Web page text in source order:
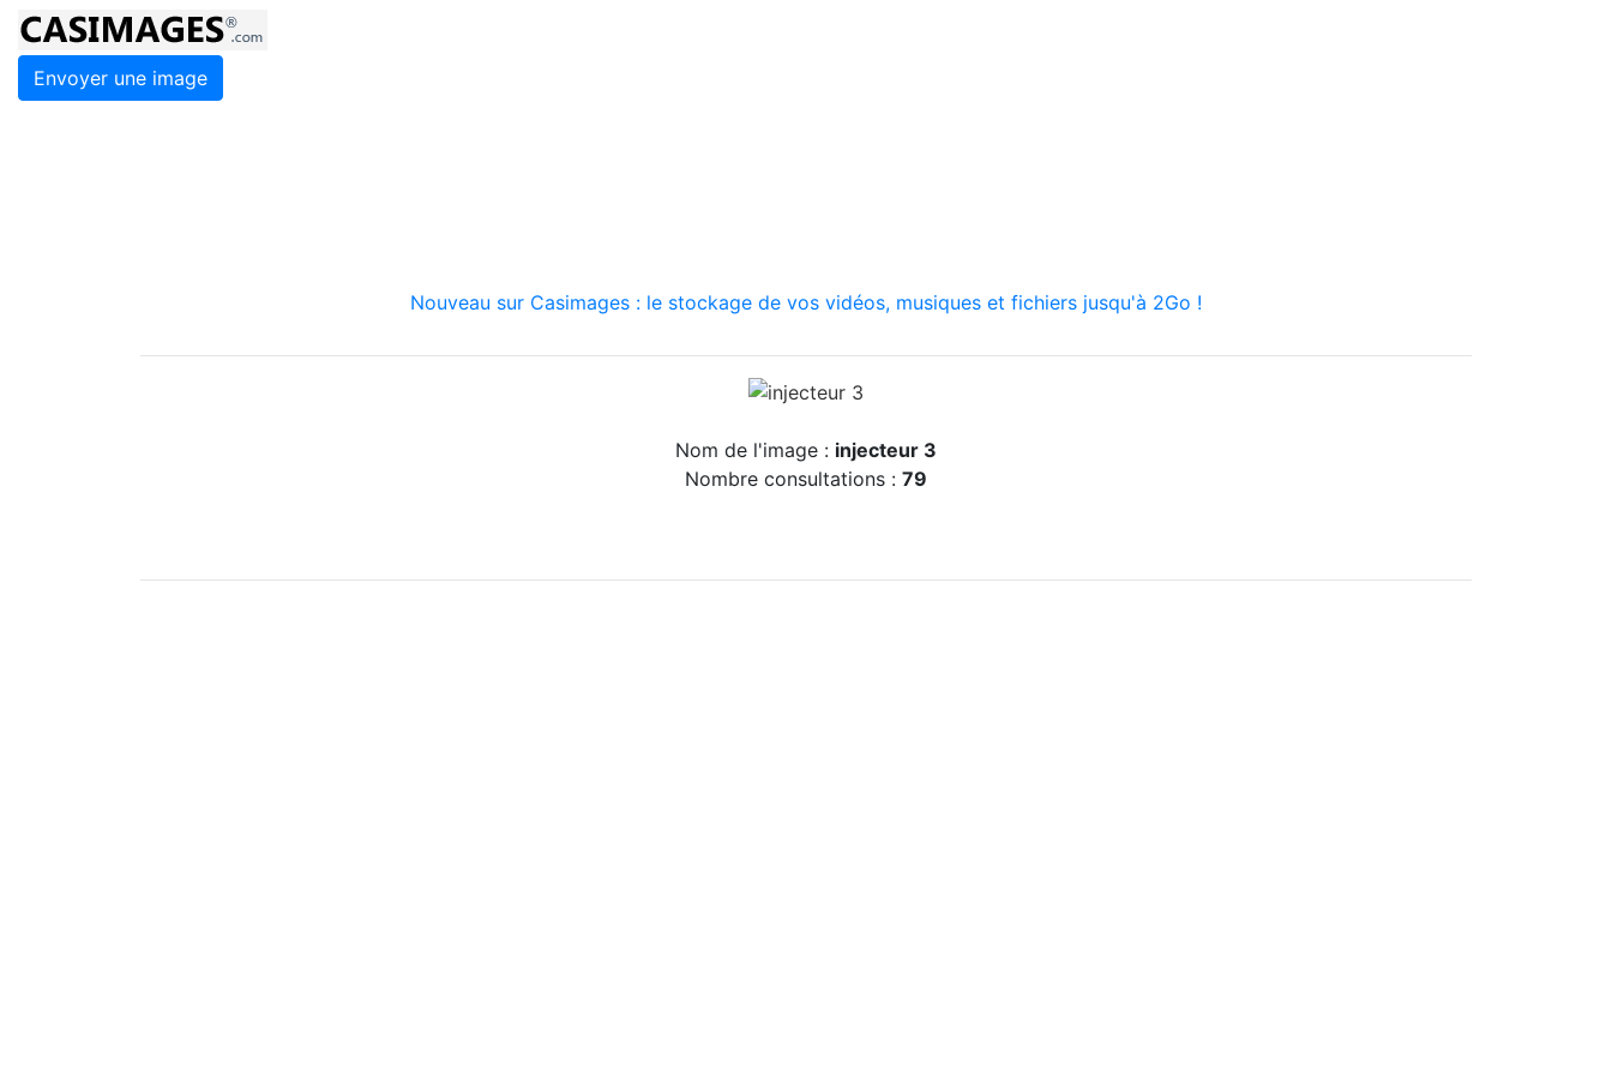
Envoyer une image
Nouveau sur Casimages : le stockage de vos vidéos, musiques et fichiers jusqu'à 2Go !
Nom de l'image : injecteur 3
Nombre consultations : 79